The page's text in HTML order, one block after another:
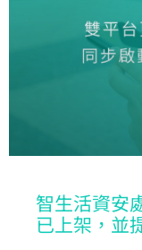
智生活資安
已上架，並